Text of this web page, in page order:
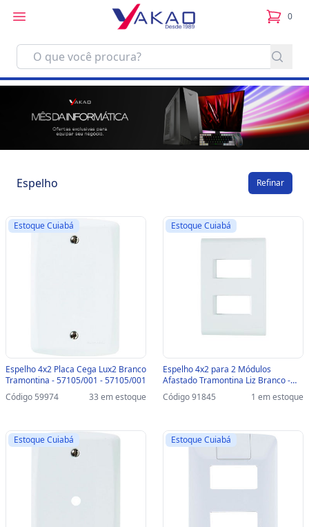
0
itens
Espelho Refinar
Estoque Cuiabá
Espelho 4x2 Placa Cega Lux2 Branco
Tramontina - 57105/001 - 57105/001
Código 59974
33 em estoque
Estoque Cuiabá
Espelho 4x2 para 2 Módulos
Afastado Tramontina Liz Branco -
57106/006 - 57106/006
Código 91845 1 em estoque
Estoque Cuiabá Estoque Cuiabá